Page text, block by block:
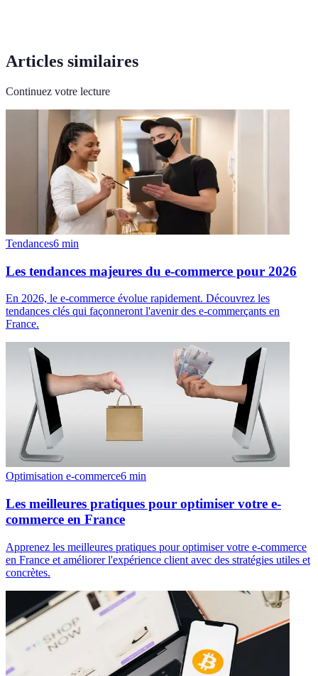
Articles similaires
Continuez votre lecture
Tendances6 min
Les tendances majeures du e-commerce pour 2026
En 2026, le e-commerce évolue rapidement. Découvrez les
tendances clés qui façonneront l'avenir des e-commerçants en
France.
Optimisation e-commerce6 min
Les meilleures pratiques pour optimiser votre e-
commerce en France
Apprenez les meilleures pratiques pour optimiser votre e-commerce
en France et améliorer l'expérience client avec des stratégies utiles et
concrètes.